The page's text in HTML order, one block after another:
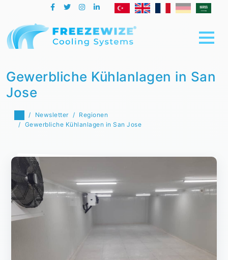
Gewerbliche Kühlanlagen in San
Jose
Newsletter
Regionen
Gewerbliche Kühlanlagen in San Jose